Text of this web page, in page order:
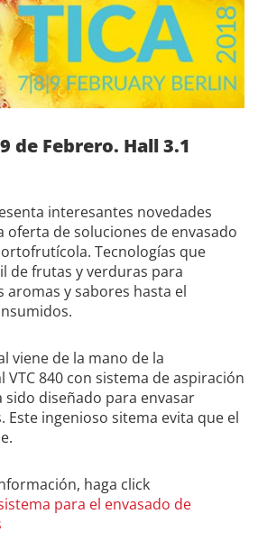
de Febrero. Hall 3.1
interesantes novedades
oferta de soluciones de envasado
Tecnologías que
de frutas y verduras para
aromas y sabores hasta el
viene de la mano de la
840 con sistema de aspiración
diseñado para envasar
Este ingenioso sitema evita que el
haga click
para el envasado de